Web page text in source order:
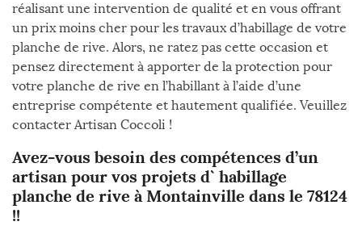
réalisant une intervention de qualité et en vous offrant
un prix moins cher pour les travaux d’habillage de votre
planche de rive. Alors, ne ratez pas cette occasion et
pensez directement à apporter de la protection pour
votre planche de rive en l’habillant à l’aide d’une
entreprise compétente et hautement qualifiée. Veuillez
contacter Artisan Coccoli !
Avez-vous besoin des compétences d’un
artisan pour vos projets d` habillage
planche de rive à Montainville dans le 78124
!!